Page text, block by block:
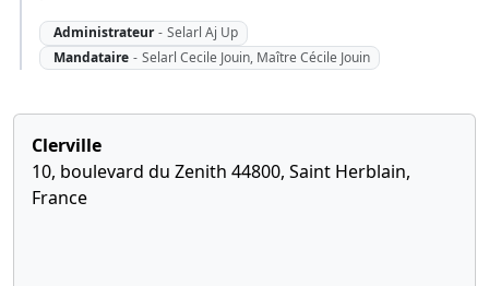
Administrateur - Selarl Aj Up
Mandataire - Selarl Cecile Jouin, Maître Cécile Jouin
Clerville
10, boulevard du Zenith 44800, Saint Herblain,
France